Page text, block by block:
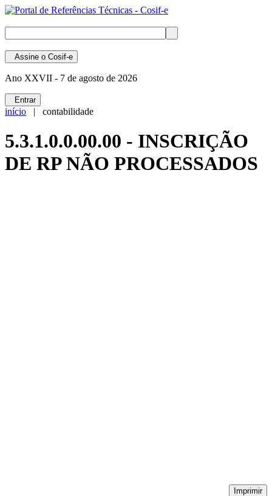
Assine o Cosif-e
Ano XXVII - 7 de agosto de 2026
Entrar
início | contabilidade
5.3.1.0.0.00.00 - INSCRIÇÃO
DE RP NÃO PROCESSADOS
Imprimir